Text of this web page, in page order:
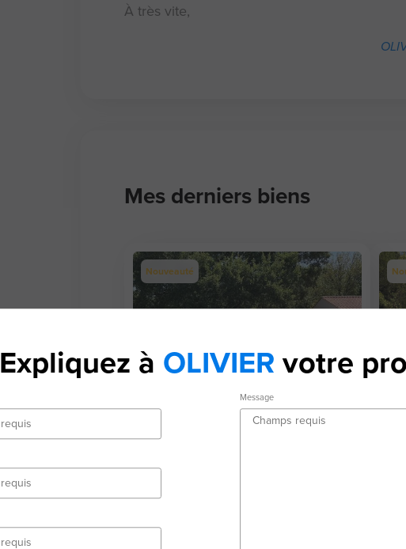
À très vite,
Mes derniers biens
Nouveauté
Terrain de 1 410 m²
126 000 €
Expliquez à OLIVIERvotre
Message